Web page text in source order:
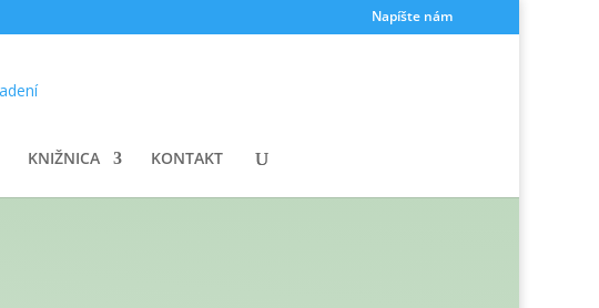
Napíšte nám
KNIŽNICA KONTAKT